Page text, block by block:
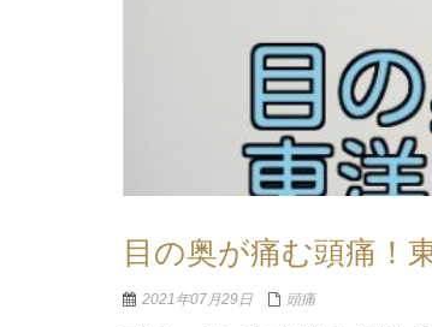
目の奥が痛む頭痛！
2021年07月29日 頭痛